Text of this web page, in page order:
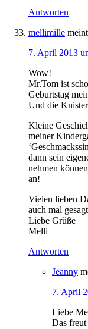
Antworten
mellimille meint
7. April 2013
Wow!
Mr.Tom ist
Geburtstag
Und die
Kleine
meiner
dann sein
nehmen
an!
Vielen lieben
auch mal
Liebe Grüße
Melli
Antworten
Jeanny
7. April
Liebe
Das